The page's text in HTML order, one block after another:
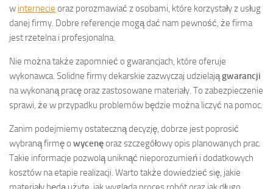
w internecie oraz porozmawiać z osobami, które korzystały z usług
danej firmy. Dobre referencje mogą dać nam pewność, że firma
jest rzetelna i profesjonalna.
Nie można także zapomnieć o gwarancjach, które oferuje
wykonawca. Solidne firmy dekarskie zazwyczaj udzielajągwarancji
na wykonaną pracę oraz zastosowane materiały. To zabezpieczenie
sprawi, że w przypadku problemów będzie można liczyć na pomoc.
Zanim podejmiemy ostateczną decyzję, dobrze jest poprosić
wybraną firmę o wycenęoraz szczegółowy opis planowanych prac.
Takie informacje pozwolą uniknąć nieporozumień i dodatkowych
kosztów na etapie realizacji. Warto także dowiedzieć się, jakie